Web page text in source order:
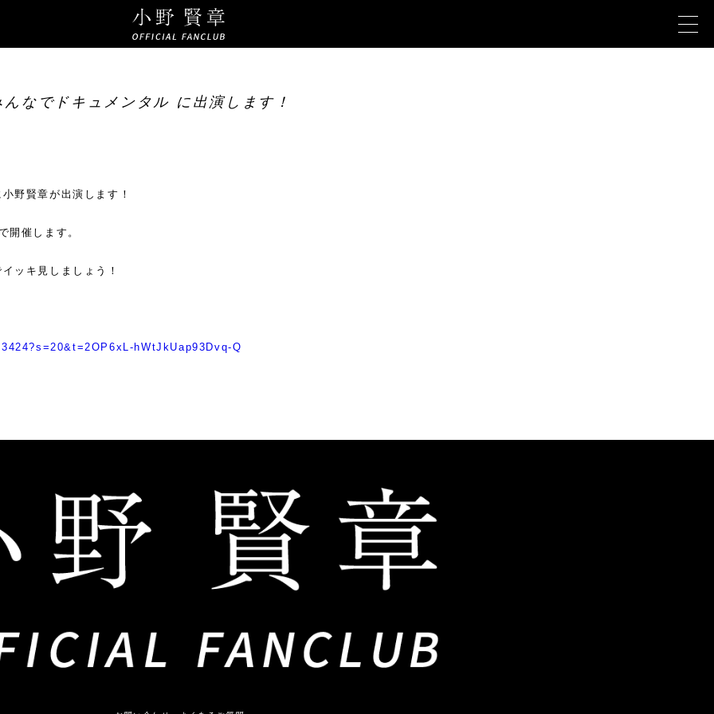
なでドキュメンタル に出演します！
野賢章が出演します！
開催します。
ッキ見しましょう！
hWtJkUap93Dvq-Q